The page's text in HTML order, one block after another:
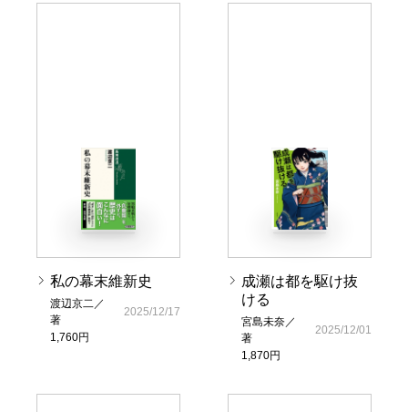
私の幕末維新史
渡辺京二／
著
1,760円
2025/12/17
成瀬は都を駆け抜
ける
宮島未奈／
著
1,870円
2025/12/01